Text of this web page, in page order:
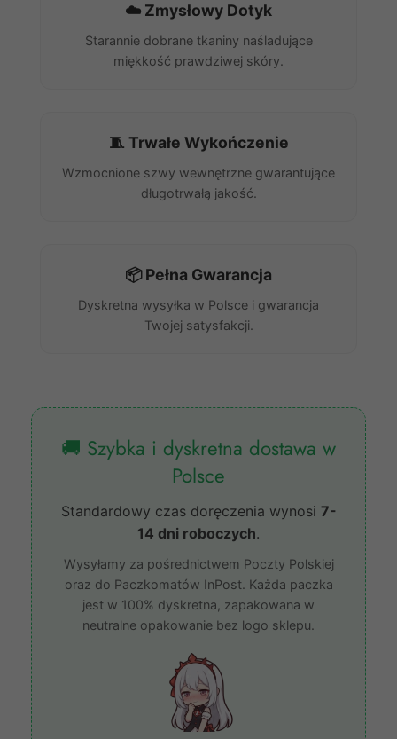
☁️ Zmysłowy Dotyk
Starannie dobrane tkaniny naśladujące
miękkość prawdziwej skóry.
🧵 Trwałe Wykończenie
Wzmocnione szwy wewnętrzne gwarantujące
długotrwałą jakość.
📦 Pełna Gwarancja
Dyskretna wysyłka w Polsce i gwarancja
Twojej satysfakcji.
🚚 Szybka i dyskretna dostawa w
Polsce
Standardowy czas doręczenia wynosi 7-
14 dni roboczych.
Wysyłamy za pośrednictwem Poczty Polskiej
oraz do Paczkomatów InPost. Każda paczka
jest w 100% dyskretna, zapakowana w
neutralne opakowanie bez logo sklepu.